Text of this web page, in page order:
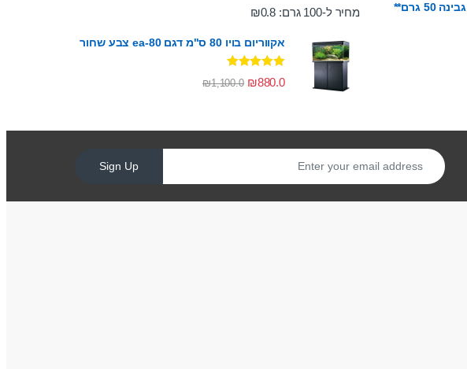
גרם** מחיר ל-100 גרם: ₪0.8
אקווריום בויו 80 ס"מ דגם ea-80 צבע שחור
דורג5.00
מתוך 5 ₪880.0
₪1,100.0
Sign Up